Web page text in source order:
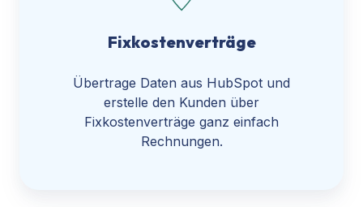
Fixkostenverträge
Übertrage Daten aus HubSpot und
erstelle den Kunden über
Fixkostenverträge ganz einfach
Rechnungen.